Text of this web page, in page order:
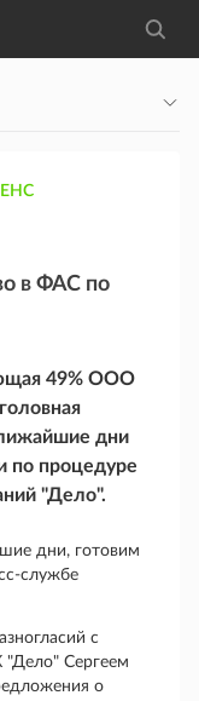
в ФАС по
49% ООО
дни
по процедуре
"Дело".
дни, готовим
службе
с
"Дело" Сергеем
о